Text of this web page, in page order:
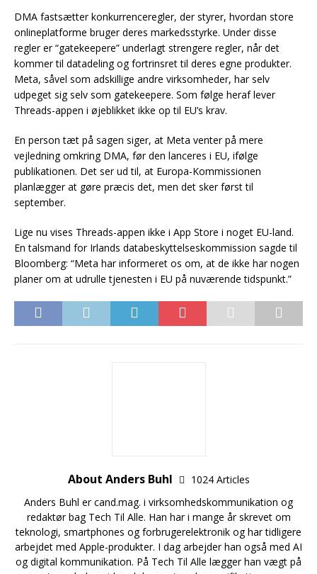
DMA fastsætter konkurrenceregler, der styrer, hvordan store
onlineplatforme bruger deres markedsstyrke. Under disse
regler er “gatekeepere” underlagt strengere regler, når det
kommer til datadeling og fortrinsret til deres egne produkter.
Meta, såvel som adskillige andre virksomheder, har selv
udpeget sig selv som gatekeepere. Som følge heraf lever
Threads-appen i øjeblikket ikke op til EU’s krav.
En person tæt på sagen siger, at Meta venter på mere
vejledning omkring DMA, før den lanceres i EU, ifølge
publikationen. Det ser ud til, at Europa-Kommissionen
planlægger at gøre præcis det, men det sker først til
september.
Lige nu vises Threads-appen ikke i App Store i noget EU-land.
En talsmand for Irlands databeskyttelseskommission sagde til
Bloomberg: “Meta har informeret os om, at de ikke har nogen
planer om at udrulle tjenesten i EU på nuværende tidspunkt.”
About Anders Buhl
1024 Articles
Anders Buhl er cand.mag. i virksomhedskommunikation og
redaktør bag Tech Til Alle. Han har i mange år skrevet om
teknologi, smartphones og forbrugerelektronik og har tidligere
arbejdet med Apple-produkter. I dag arbejder han også med AI
og digital kommunikation. På Tech Til Alle lægger han vægt på